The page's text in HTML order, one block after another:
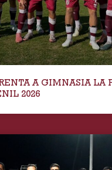
A GIMNASIA LA
2026